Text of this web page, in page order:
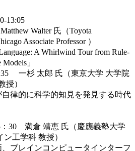
13:05
Walter 氏（Toyota
Associate Professor ）
A Whirlwind Tour from Rule-
Models 」
一杉 太郎 氏（東京大学 大学院
授）
律的に科学的知見を発見する時代
：30 満倉 靖恵 氏（ 慶應義塾大学
工学科 教授）
ブレインコンピュータインターフ